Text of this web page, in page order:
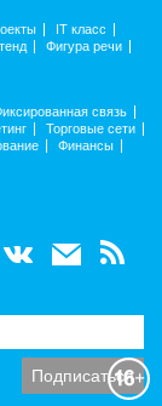
IT класс
Фигура речи
связь
Торговые сети
Финансы